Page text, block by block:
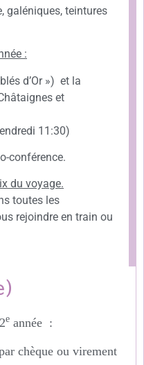
galéniques, teintures
:
d’Or ») et la
et
11:30)
conférence.
du voyage.
toutes les
rejoindre en train ou
e année :
chèque ou virement